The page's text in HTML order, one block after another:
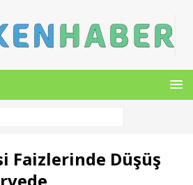
Faizlerinde Düşüş